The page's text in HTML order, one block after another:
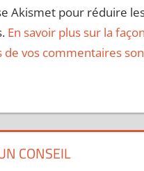
Akismet pour réduire
En savoir plus sur la
de vos commentaires
CONSEIL